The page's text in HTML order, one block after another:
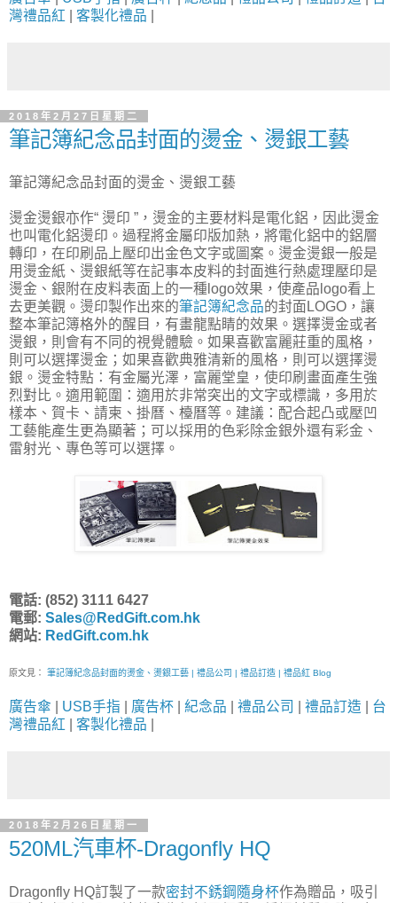
灣禮品紅
客製化禮品
2018年2月27日星期二
筆記簿紀念品封面的燙金、燙銀工藝
筆記簿紀念品封面的燙金、燙銀工藝
燙金燙銀亦作“ 燙印 ”，燙金的主要材料是電化鋁，因此燙金
也叫電化鋁燙印。過程將金屬印版加熱，將電化鋁中的鋁層
轉印，在印刷品上壓印出金色文字或圖案。燙金燙銀一般是
用燙金紙、燙銀紙等在記事本皮料的封面進行熱處理壓印是
燙金、銀附在皮料表面上的一種logo效果，使產品logo看上
去更美觀。燙印製作出來的筆記簿紀念品的封面LOGO，讓
整本筆記簿格外的醒目，有畫龍點睛的效果。選擇燙金或者
燙銀，則會有不同的視覺體驗。如果喜歡富麗莊重的風格，
則可以選擇燙金；如果喜歡典雅清新的風格，則可以選擇燙
銀。燙金特點：有金屬光澤，富麗堂皇，使印刷畫面產生強
烈對比。適用範圍：適用於非常突出的文字或標識，多用於
樣本、賀卡、請柬、掛曆、檯曆等。建議：配合起凸或壓凹
工藝能產生更為顯著；可以採用的色彩除金銀外還有彩金、
雷射光、專色等可以選擇。
電話: (852) 3111 6427
電郵: Sales@RedGift.com.hk
網站: RedGift.com.hk
原文見： 筆記簿紀念品封面的燙金、燙銀工藝 | 禮品公司 | 禮品訂造 | 禮品紅 Blog
廣告傘 USB手指 廣告杯 紀念品 禮品公司 禮品訂造
台
灣禮品紅
客製化禮品
2018年2月26日星期一
520ML汽車杯-Dragonfly HQ
Dragonfly HQ訂製了一款密封不銹鋼隨身杯作為贈品，吸引